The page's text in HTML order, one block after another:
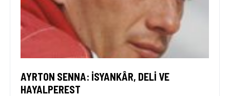
AYRTON SENNA: İSYANKÂR, DELI VE
HAYALPEREST